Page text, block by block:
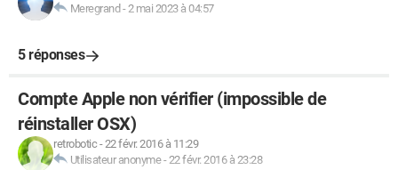
Meregrand -2 mai 2023 à 04:57
5 réponses
Compte Apple non vérifier (impossible de
réinstaller OSX)
retrobotic -22 févr. 2016 à 11:29
Utilisateur anonyme-22 févr. 2016 à 23:28